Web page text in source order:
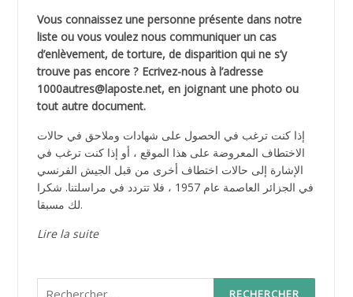
Vous connaissez une personne présente dans notre
liste ou vous voulez nous communiquer un cas
d’enlèvement, de torture, de disparition qui ne s’y
trouve pas encore ? Ecrivez-nous à l’adresse
1000autres@laposte.net, en joignant une photo ou
tout autre document.
إذا كنت ترغب في الحصول على شهادات وملاحق في حالات
الاختطاف المعروضة على هذا الموقع ، أو إذا كنت ترغب في
الإشارة إلى حالات اختطاف أخرى من قبل الجيش الفرنسي
في الجزائر العاصمة عام 1957 ، فلا تتردد في مراسلتنا. شكرا
لك مسبقا.
Lire la suite
Rechercher :